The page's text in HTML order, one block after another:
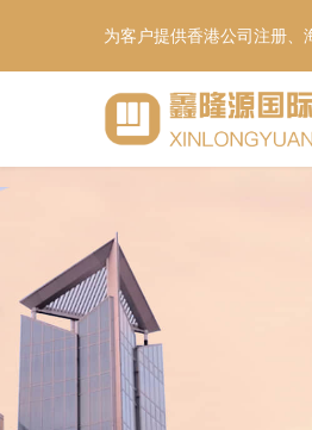
为客户提供香港公司注册、